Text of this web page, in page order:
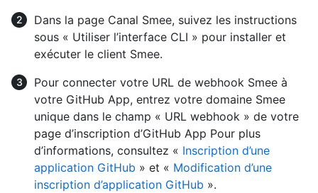
Dans la page Canal Smee, suivez les instructions
sous « Utiliser l’interface CLI » pour installer et
exécuter le client Smee.
Pour connecter votre URL de webhook Smee à
votre GitHub App, entrez votre domaine Smee
unique dans le champ « URL webhook » de votre
page d’inscription d’GitHub App Pour plus
d’informations, consultez « Inscription d’une
application GitHub » et « Modification d’une
inscription d’application GitHub ».